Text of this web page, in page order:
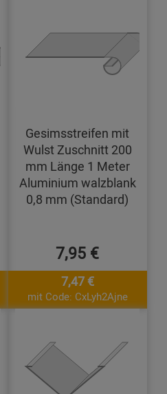
Gesimsstreifen mit
Wulst Zuschnitt 200
mm Länge 1 Meter
Aluminium walzblank
0,8 mm (Standard)
7,95 €
7,47 €
mit Code: CxLyh2Ajne